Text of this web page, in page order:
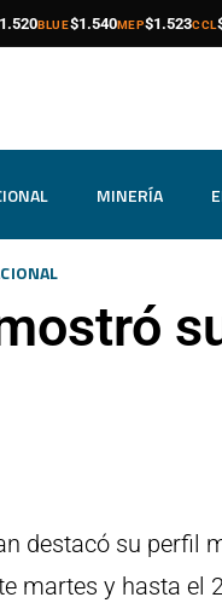
BLUE
compra
venta$1.540MEP
compra
venta$1.523CCL
MINERÍA
destacó su perfil
martes y hasta el